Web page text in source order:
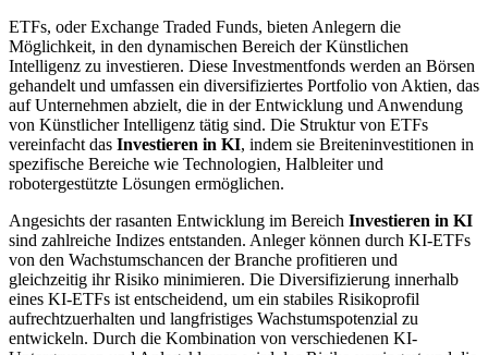
ETFs, oder Exchange Traded Funds, bieten Anlegern die
Möglichkeit, in den dynamischen Bereich der Künstlichen
Intelligenz zu investieren. Diese Investmentfonds werden an Börsen
gehandelt und umfassen ein diversifiziertes Portfolio von Aktien, das
auf Unternehmen abzielt, die in der Entwicklung und Anwendung
von Künstlicher Intelligenz tätig sind. Die Struktur von ETFs
vereinfacht das Investieren in KI, indem sie Breiteninvestitionen in
spezifische Bereiche wie Technologien, Halbleiter und
robotergestützte Lösungen ermöglichen.
Angesichts der rasanten Entwicklung im Bereich Investieren in KI
sind zahlreiche Indizes entstanden. Anleger können durch KI-ETFs
von den Wachstumschancen der Branche profitieren und
gleichzeitig ihr Risiko minimieren. Die Diversifizierung innerhalb
eines KI-ETFs ist entscheidend, um ein stabiles Risikoprofil
aufrechtzuerhalten und langfristiges Wachstumspotenzial zu
entwickeln. Durch die Kombination von verschiedenen KI-